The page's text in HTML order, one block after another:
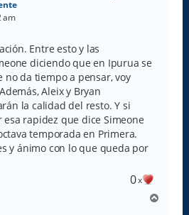
am
Entre esto y las
diciendo que en Ipurua se
da tiempo a pensar, voy
Aleix y Bryan
la calidad del resto. Y si
rapidez que dice Simeone
temporada en Primera.
y ánimo con lo que queda por
0x